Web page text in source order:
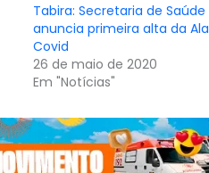
Tabira: Secretaria de Saúde
anuncia primeira alta da Ala
Covid
26 de maio de 2020
Em "Notícias"